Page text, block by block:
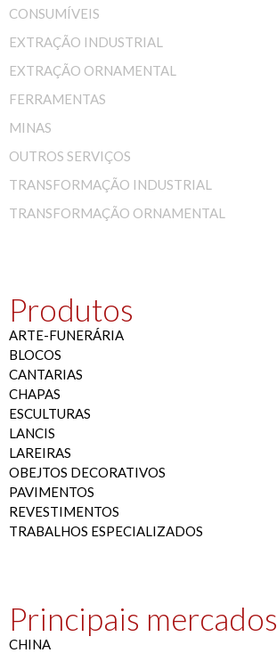
CONSUMÍVEIS
EXTRAÇÃO INDUSTRIAL
EXTRAÇÃO ORNAMENTAL
FERRAMENTAS
MINAS
OUTROS SERVIÇOS
TRANSFORMAÇÃO INDUSTRIAL
TRANSFORMAÇÃO ORNAMENTAL
Produtos
ARTE-FUNERÁRIA
BLOCOS
CANTARIAS
CHAPAS
ESCULTURAS
LANCIS
LAREIRAS
OBEJTOS DECORATIVOS
PAVIMENTOS
REVESTIMENTOS
TRABALHOS ESPECIALIZADOS
Principais mercados
CHINA